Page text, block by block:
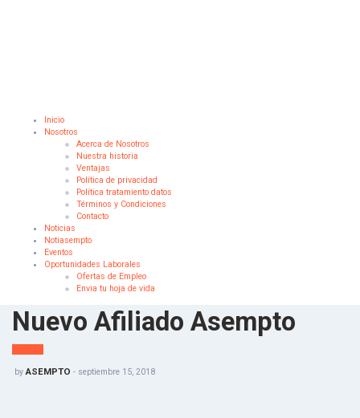
Inicio
Nosotros
Acerca de Nosotros
Nuestra historia
Ventajas
Política de privacidad
Política tratamiento datos
Términos y Condiciones
Contacto
Noticias
Notiasempto
Eventos
Oportunidades Laborales
Ofertas de Empleo
Envia tu hoja de vida
Nuevo Afiliado Asempto
byASEMPTO - septiembre 15, 2018